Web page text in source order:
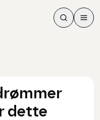
Søk
Søk
Meny
dette